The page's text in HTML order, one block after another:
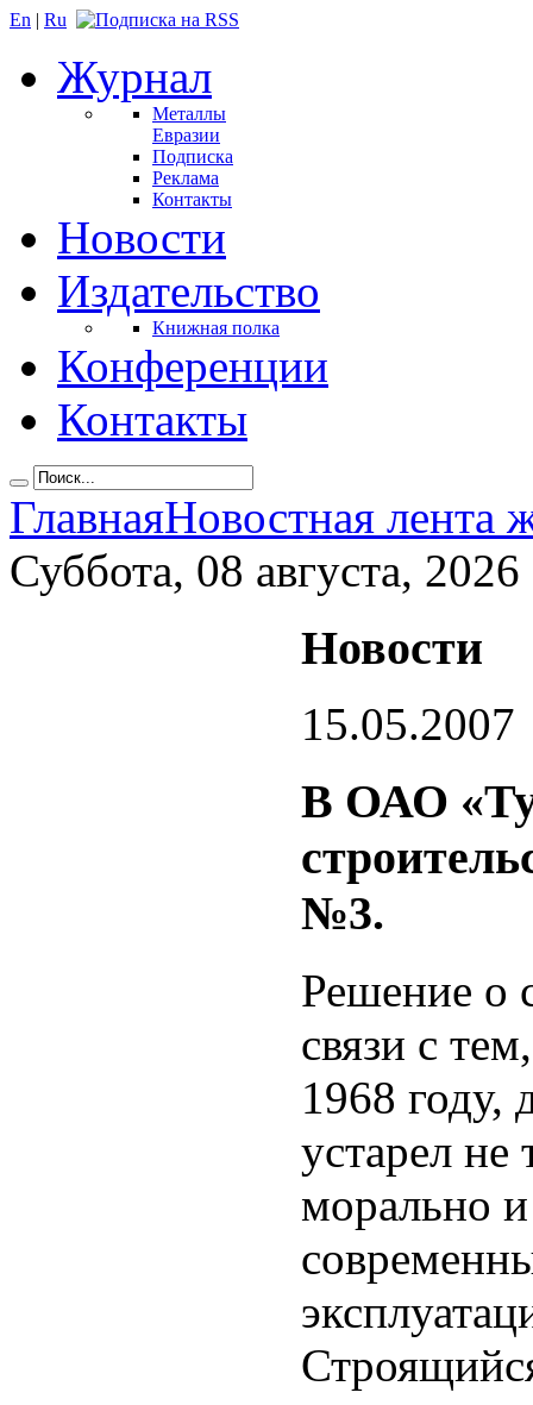
En | Ru
Журнал
Металлы
Евразии
Подписка
Реклама
Контакты
Новости
Издательство
Книжная полка
Конференции
Контакты
ГлавнаяНовостная лента
Суббота, 08 августа, 2026
Новости
15.05.2007
В ОАО
№3.
Решение о
связи с
1968 году,
устарел не
морально и